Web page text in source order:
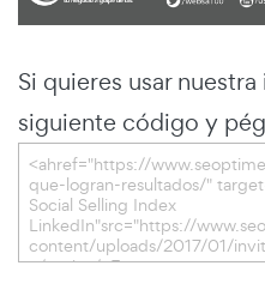
Si quieres usar
siguiente código y